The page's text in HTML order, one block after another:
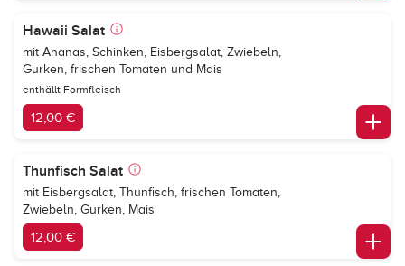
Hawaii Salat
mit Ananas, Schinken, Eisbergsalat, Zwiebeln,
Gurken, frischen Tomaten und Mais
enthällt Formfleisch
12,00 €
Thunfisch Salat
mit Eisbergsalat, Thunfisch, frischen Tomaten,
Zwiebeln, Gurken, Mais
12,00 €